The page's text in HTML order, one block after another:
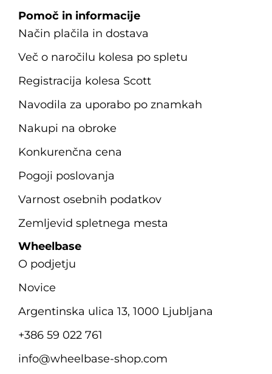
Pomoč in informacije
Način plačila in dostava
Več o naročilu kolesa po spletu
Registracija kolesa Scott
Navodila za uporabo po znamkah
Nakupi na obroke
Konkurenčna cena
Pogoji poslovanja
Varnost osebnih podatkov
Zemljevid spletnega mesta
Wheelbase
O podjetju
Novice
Argentinska ulica 13, 1000 Ljubljana
+386 59 022 761
info@wheelbase-shop.com